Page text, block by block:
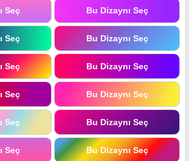
Seç Bu Dizaynı Seç
Seç Bu Dizaynı Seç
Seç Bu Dizaynı Seç
Seç Bu Dizaynı Seç
Seç Bu Dizaynı Seç
Seç Bu Dizaynı Seç